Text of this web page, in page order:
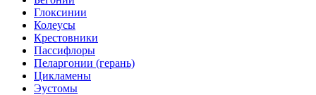
Глоксинии
Колеусы
Крестовники
Пассифлоры
Пеларгонии (герань)
Цикламены
Эустомы